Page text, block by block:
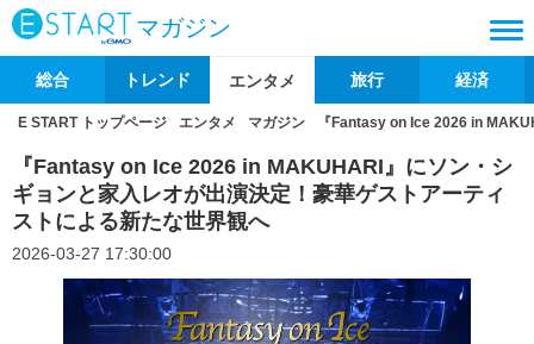
マガジン
総合 トレンド エンタメ 旅行 経済
E START トップページ エンタメ マガジン 『Fantasy on Ice 2026 in
『Fantasy on Ice 2026 in MAKUHARI』にソン・シ
ギョンと家入レオが出演決定！豪華ゲストアーティ
ストによる新たな世界観へ
2026-03-27 17:30:00